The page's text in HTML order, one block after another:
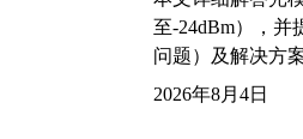
至-24dBm），并
问题）及解决方
2026年8月4日